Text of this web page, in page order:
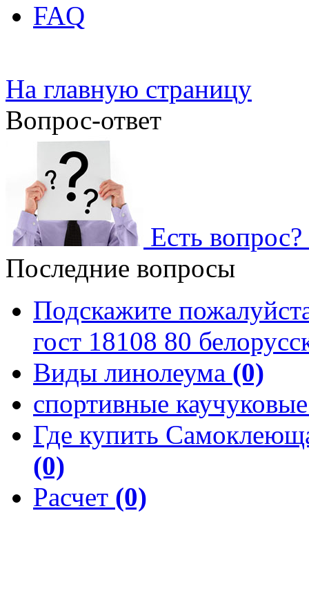
FAQ
На главную страницу
Вопрос-ответ
Есть
Последние вопросы
Подскажите
гост 18108 80
Виды линолеума (0)
спортивные
Где купить
(0)
Расчет (0)